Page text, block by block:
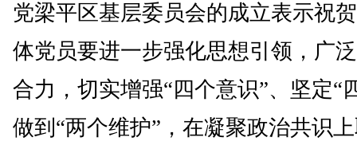
党梁平区基层委员会的成立表示祝
体党员要进一步强化思想引领，广
合力，切实增强“四个意识”、坚定“
做到“两个维护”，在凝聚政治共识